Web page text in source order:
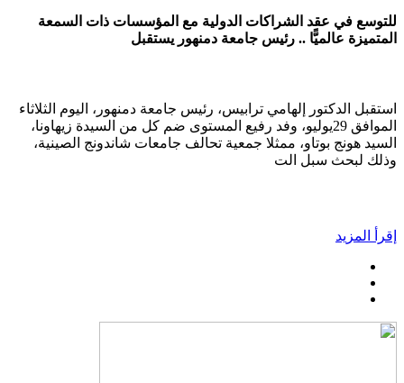
للتوسع في عقد الشراكات الدولية مع المؤسسات ذات السمعة
المتميزة عالميًّا .. رئيس جامعة دمنهور يستقبل
استقبل الدكتور إلهامي ترابيس، رئيس جامعة دمنهور، اليوم الثلاثاء
الموافق 29يوليو، وفد رفيع المستوى ضم كل من السيدة زيهاونا،
السيد هونج بوتاو، ممثلا جمعية تحالف جامعات شاندونج الصينية،
وذلك لبحث سبل الت
إقرأ المزيد